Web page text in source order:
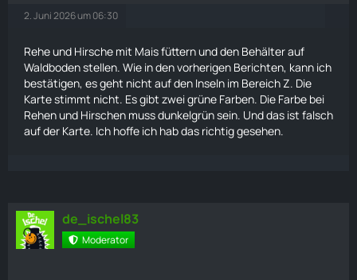
2. Juni 2026 um 06:30
Rehe und Hirsche mit Maisfüttern und den Behälter auf
Waldboden stellen. Wie in den vorherigen Berichten, kann ich
bestätigen, es geht nicht auf den Inseln im Bereich Z. Die
Kartestimmt nicht. Es gibt zwei grüne Farben. Die Farbe bei
Rehen und Hirschen muss dunkelgrün sein. Und das ist falsch
auf der Karte. Ich hoffe ich hab das richtig gesehen.
de_ischel83
Moderator